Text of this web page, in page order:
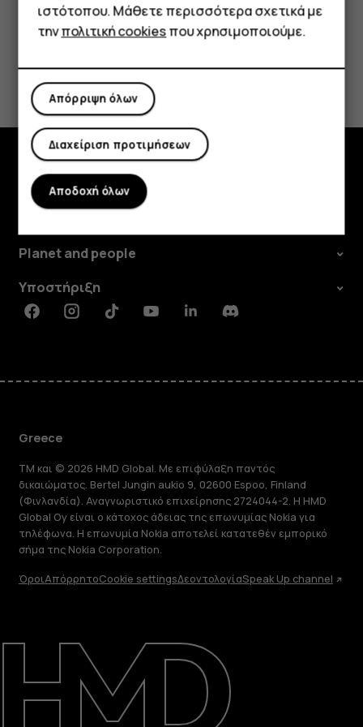
Επισκευή, επαναχρησιμοποίηση,
ανακύκλωση
Υποστήριξη
Το βρήκατε χρήσιμο;
Ναι Όχι
Εξερευνήστε
Planet and people
Υποστήριξη
FacebookInstagramTiktokYoutubeLinkedinDiscord
Greece
TM και © 2026 HMD Global. Με επιφύλαξη παντός
δικαιώματος. Bertel Jungin aukio 9, 02600 Espoo, Finland
(Φινλανδία). Αναγνωριστικό επιχείρησης 2724044-2. Η HMD
Global Oy είναι ο κάτοχος άδειας της επωνυμίας Nokia για
τηλέφωνα. Η επωνυμία Nokia αποτελεί κατατεθέν εμπορικό
σήμα της Nokia Corporation.
ΌροιΑπόρρητοCookie settingsΔεοντολογίαSpeak Up channel
ιστότοπου. Μάθετε περισσότερα σχετικά με
τηνπολιτική cookiesπου χρησιμοποιούμε.
Απόρριψη όλων
Διαχείριση προτιμήσεων
Αποδοχή όλων